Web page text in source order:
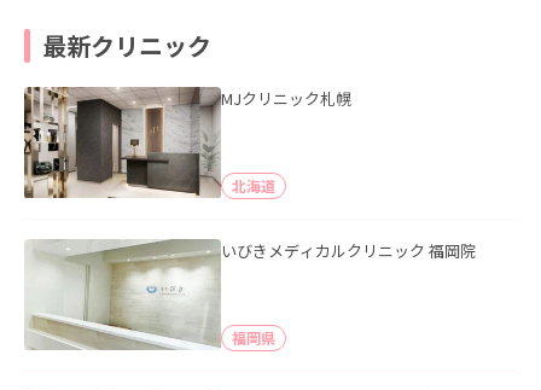
最新クリニック
MJクリニック札幌
北海道
いびきメディカルクリニック 福岡院
福岡県